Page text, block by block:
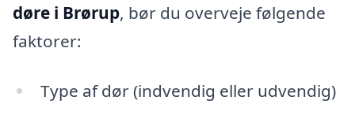
døre i Brørup, bør du overveje følgende
faktorer:
Type af dør (indvendig eller udvendig)